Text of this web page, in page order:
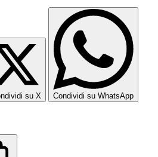
su X Condividi su WhatsApp